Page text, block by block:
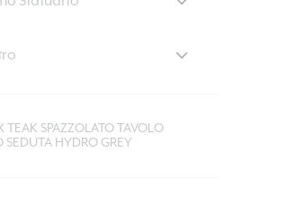
TEAK SPAZZOLATO TAVOLO
SEDUTA HYDRO GREY